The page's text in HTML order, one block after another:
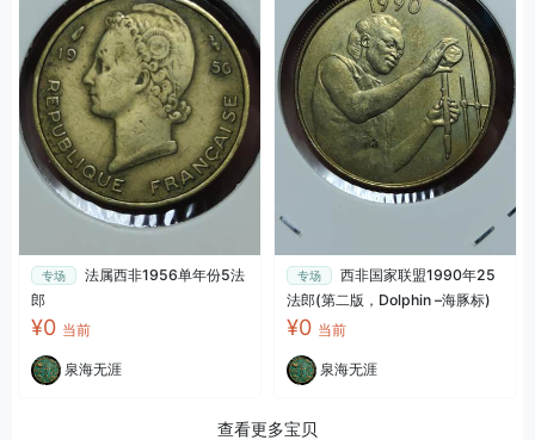
专场
法属西非1956单年份5法
郎
¥0 当前
泉海无涯
专场
西非国家联盟1990年25
法郎(第二版，Dolphin –海豚标)
¥0 当前
泉海无涯
查看更多宝贝